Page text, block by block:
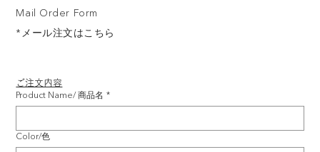
ご注文内容
Product Name/ 商品名 *
Color/色
Mail Order Form
*メール注文はこちら